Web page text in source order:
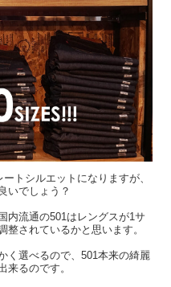
トシルエットになりますが、
いでしょう？
内流通の501はレングスが1サ
されているかと思います。
く選べるので、501本来の綺麗
来るのです。